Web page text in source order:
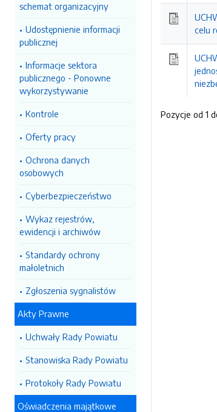
schemat organizacyjny
Udostępnienie informacji
publicznej
Informacje sektora
publicznego - Ponowne
wykorzystywanie
Kontrole
Oferty pracy
Ochrona danych
osobowych
Cyberbezpieczeństwo
Wykaz rejestrów,
ewidencji i archiwów
Standardy ochrony
małoletnich
Zgłoszenia sygnalistów
Akty Prawne
Uchwały Rady Powiatu
Stanowiska Rady Powiatu
Protokoły Rady Powiatu
Oświadczenia majątkowe
celu
Pozycje od 1